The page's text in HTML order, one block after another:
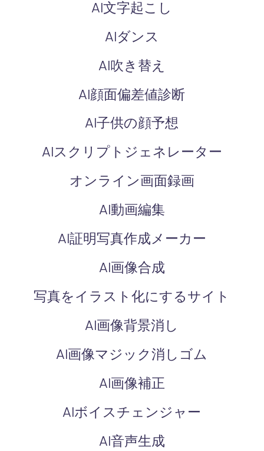
AI文字起こし
AIダンス
AI吹き替え
AI顔面偏差値診断
AI子供の顔予想
AIスクリプトジェネレーター
オンライン画面録画
AI動画編集
AI証明写真作成メーカー
AI画像合成
写真をイラスト化にするサイト
AI画像背景消し
AI画像マジック消しゴム
AI画像補正
AIボイスチェンジャー
AI音声生成